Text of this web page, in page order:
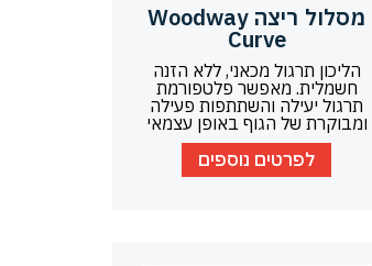
מסלול ריצה Woodway
Curve
הליכון תרגול מכאני, ללא הזנה
חשמלית. מאפשר פלטפורמת
תרגול יעילה והשתתפות פעילה
ומבוקרת של הגוף באופן עצמאי
לפרטים נוספים